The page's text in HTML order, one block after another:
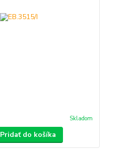
Skladom
Pridať do košíka